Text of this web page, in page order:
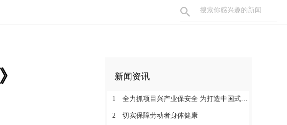
新闻资讯
1 全力抓项目兴产业保安全 为打造中国式现代化县域示范作出更大贡献
2 切实保障劳动者身体健康